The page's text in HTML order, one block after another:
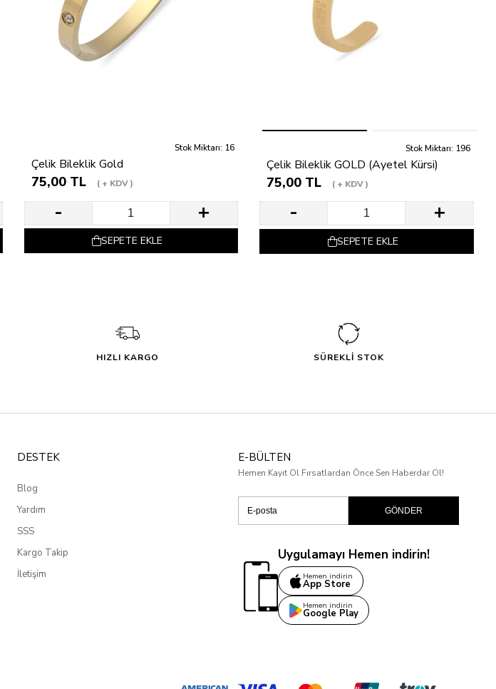
Stok Miktarı: 16
Çelik Bileklik Gold
75,00 TL + KDV
SEPETE EKLE
Stok Miktarı: 196
Çelik Bileklik GOLD (Ayetel Kürsi)
75,00 TL + KDV
SEPETE EKLE
HIZLI KARGO SÜREKLİ STOK
DESTEK
Blog
Yardım
SSS
Kargo Takip
İletişim
E-BÜLTEN
Hemen Kayıt Ol Fırsatlardan Önce Sen Haberdar Ol!
GÖNDER
Uygulamayı Hemen indirin!
Hemen indirin
App Store
Hemen indirin
Google Play